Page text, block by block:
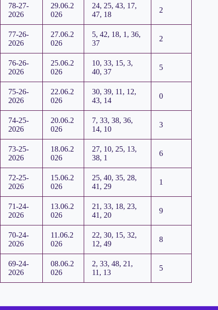
78-27-
2026
29.06.2
026
24, 25, 43, 17,
47, 18
2
77-26-
2026
27.06.2
026
5, 42, 18, 1, 36,
37
2
76-26-
2026
25.06.2
026
10, 33, 15, 3,
40, 37
5
75-26-
2026
22.06.2
026
30, 39, 11, 12,
43, 14
0
74-25-
2026
20.06.2
026
7, 33, 38, 36,
14, 10
3
73-25-
2026
18.06.2
026
27, 10, 25, 13,
38, 1
6
72-25-
2026
15.06.2
026
25, 40, 35, 28,
41, 29
1
71-24-
2026
13.06.2
026
21, 33, 18, 23,
41, 20
9
70-24-
2026
11.06.2
026
22, 30, 15, 32,
12, 49
8
69-24-
2026
08.06.2
026
2, 33, 48, 21,
11, 13
5